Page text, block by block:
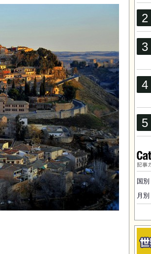
記
国
月